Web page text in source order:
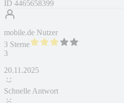
ID 4465658399
mobile.de Nutzer
3 Sterne
3
20.11.2025
Schnelle Antwort